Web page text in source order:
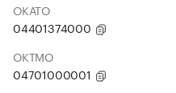
ОКАТО
04401374000
ОКТМО
04701000001